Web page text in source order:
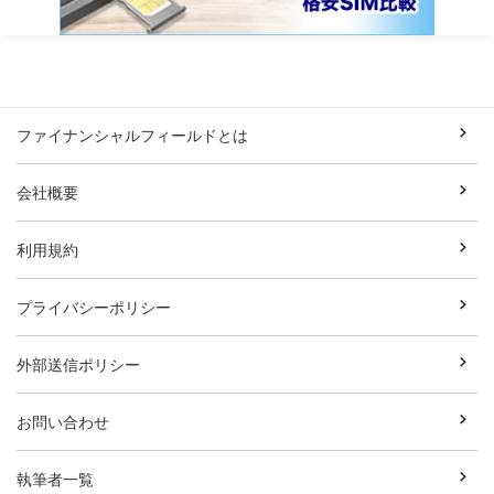
ファイナンシャルフィールドとは
会社概要
利用規約
プライバシーポリシー
外部送信ポリシー
お問い合わせ
執筆者一覧